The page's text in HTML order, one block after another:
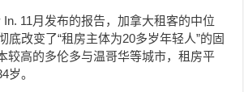
In. 11月发布的报告，加拿大租客的中位
底改变了“租房主体为20多岁年轻人”的固
较高的多伦多与温哥华等城市，租房平
岁。